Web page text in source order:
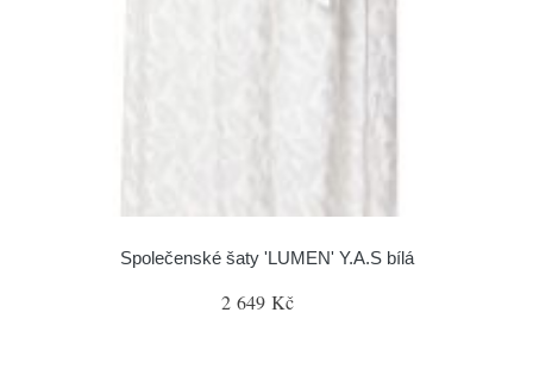
Společenské šaty 'LUMEN' Y.A.S bílá
2 649 Kč